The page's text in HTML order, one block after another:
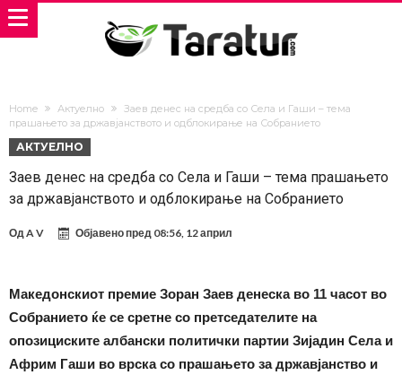
Home Актуелно
Заев денес на средба со Села и Гаши – тема
прашањето за државјанството и одблокирање на Собранието
АКТУЕЛНО
Заев денес на средба со Села и Гаши – тема прашањето
за државјанството и одблокирање на Собранието
ОдA V Објавено пред 08:56, 12 април
Македонскиот премие Зоран Заев денеска во 11 часот во
Собранието ќе се сретне со претседателите на
опозициските албански политички партии Зијадин Села и
Африм Гаши во врска со прашањето за државјанство и